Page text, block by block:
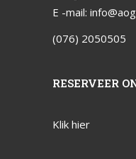
E -mail:
(076) 2050505
RESERVEER
Klik hier